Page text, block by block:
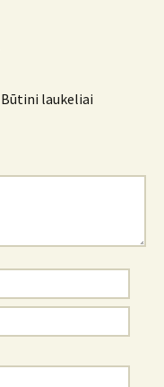
Būtini laukeliai